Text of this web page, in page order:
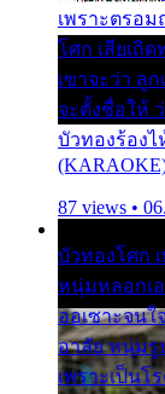
เพราะตรอ
โศก เสียเถิ
เขาจะว่า ลู
จะตั้งชื่อให้
บัวทองร้องไ
87 views •
บัวทองโศก
หนุ่มหลอกเ
ออเซาะจนใ
อาลัย หนุ่มรู
เพราะเป็นโ